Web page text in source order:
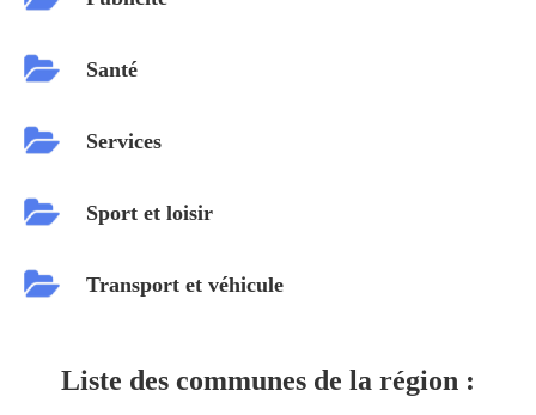
Santé
Services
Sport et loisir
Transport et véhicule
Liste des communes de la région :